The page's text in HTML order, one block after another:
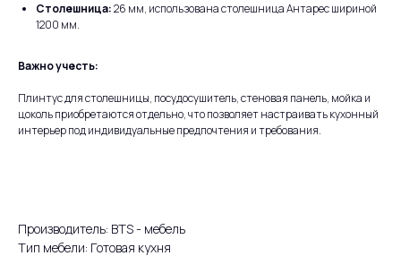
Столешница:26 мм, использована столешница Антарес шириной
1200 мм.
Важно учесть:
Плинтус для столешницы, посудосушитель, стеновая панель, мойка и
цоколь приобретаются отдельно, что позволяет настраивать кухонный
интерьер под индивидуальные предпочтения и требования.
Производитель: BTS - мебель
Тип мебели: Готовая кухня